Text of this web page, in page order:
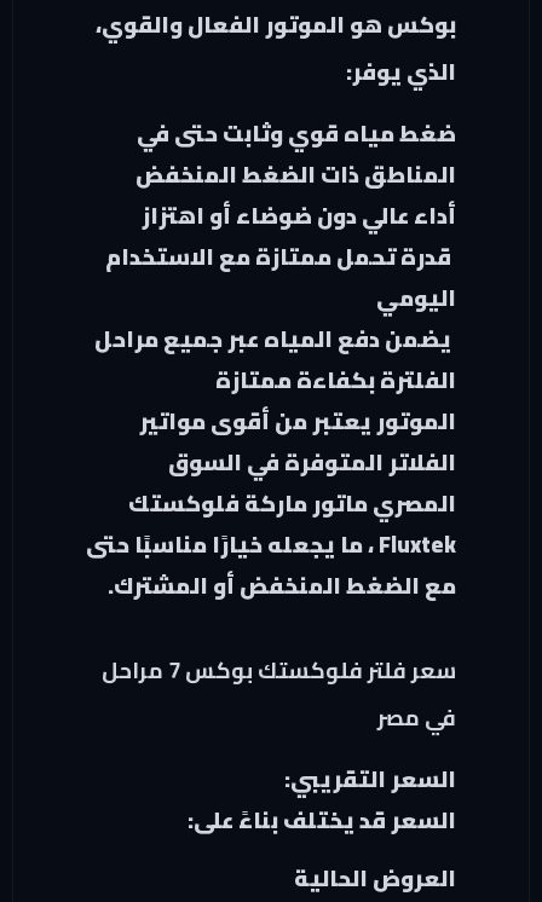
بوكس هو الموتور الفعال والقوي،
الذي يوفر:
ضغط مياه قوي وثابت حتى في
المناطق ذات الضغط المنخفض
أداء عالي دون ضوضاء أو اهتزاز
قدرة تحمل ممتازة مع الاستخدام
اليومي
يضمن دفع المياه عبر جميع مراحل
الفلترة بكفاءة ممتازة
الموتور يعتبر من أقوى مواتير
الفلاتر المتوفرة في السوق
المصري ماتور ماركة فلوكستك
Fluxtek ، ما يجعله خيارًا مناسبًا حتى
مع الضغط المنخفض أو المشترك.
سعر فلتر فلوكستك بوكس 7 مراحل
في مصر
السعر التقريبي:
السعر قد يختلف بناءً على:
العروض الحالية